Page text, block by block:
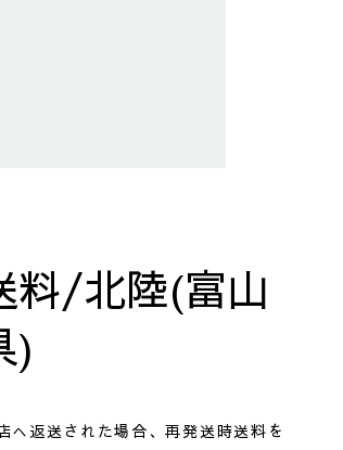
料/北陸(富山
)
へ返送された場合、再発送時送料を